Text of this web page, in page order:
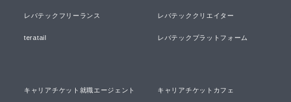
レバテックフリーランス レバテッククリエイター
teratail レバテックプラットフォーム
キャリアチケット就職エージェント キャリアチケットカフェ